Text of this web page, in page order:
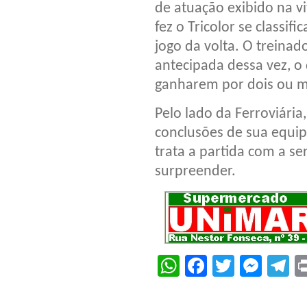
de atuação exibido na
fez o Tricolor se
jogo da volta. O
antecipada dessa vez,
ganharem por dois ou
Pelo lado da
conclusões de sua
trata a partida com a
surpreender.
WhatsApp
Facebook
Twitter